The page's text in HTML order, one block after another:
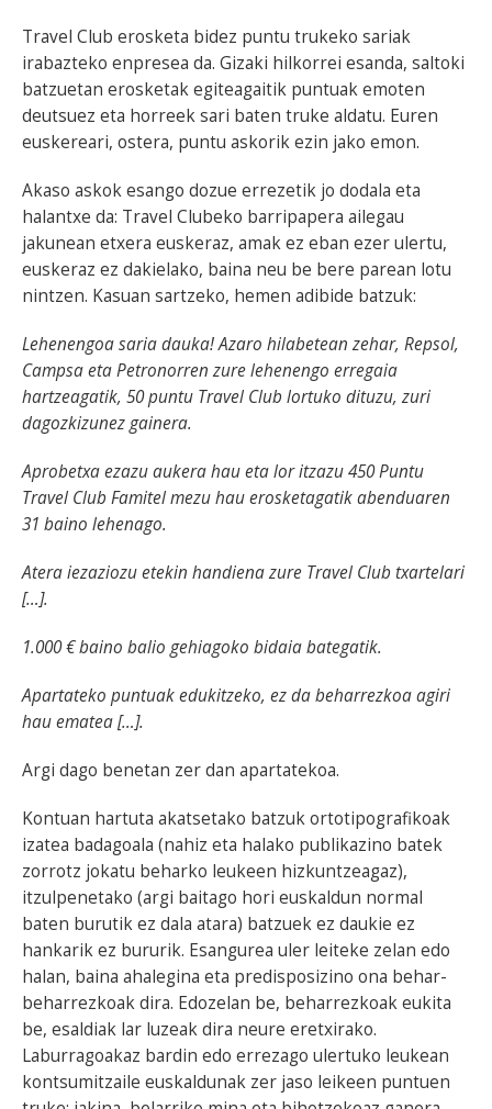
Travel Club erosketa bidez puntu trukeko sariak
irabazteko enpresea da. Gizaki hilkorrei esanda, saltoki
batzuetan erosketak egiteagaitik puntuak emoten
deutsuez eta horreek sari baten truke aldatu. Euren
euskereari, ostera, puntu askorik ezin jako emon.
Akaso askok esango dozue errezetik jo dodala eta
halantxe da: Travel Clubeko barripapera ailegau
jakunean etxera euskeraz, amak ez eban ezer ulertu,
euskeraz ez dakielako, baina neu be bere parean lotu
nintzen. Kasuan sartzeko, hemen adibide batzuk:
Lehenengoa saria dauka! Azaro hilabetean zehar, Repsol,
Campsa eta Petronorren zure lehenengo erregaia
hartzeagatik, 50 puntu Travel Club lortuko dituzu, zuri
dagozkizunez gainera.
Aprobetxa ezazu aukera hau eta lor itzazu 450 Puntu
Travel Club Famitel mezu hau erosketagatik abenduaren
31 baino lehenago.
Atera iezaziozu etekin handiena zure Travel Club txartelari
[…].
1.000 € baino balio gehiagoko bidaia bategatik.
Apartateko puntuak edukitzeko, ez da beharrezkoa agiri
hau ematea […].
Argi dago benetan zer dan apartatekoa.
Kontuan hartuta akatsetako batzuk ortotipografikoak
izatea badagoala (nahiz eta halako publikazino batek
zorrotz jokatu beharko leukeen hizkuntzeagaz),
itzulpenetako (argi baitago hori euskaldun normal
baten burutik ez dala atara) batzuek ez daukie ez
hankarik ez bururik. Esangurea uler leiteke zelan edo
halan, baina ahalegina eta predisposizino ona behar-
beharrezkoak dira. Edozelan be, beharrezkoak eukita
be, esaldiak lar luzeak dira neure eretxirako.
Laburragoakaz bardin edo errezago ulertuko leukean
kontsumitzaile euskaldunak zer jaso leikeen puntuen